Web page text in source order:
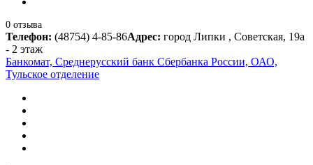
0 отзыва
Телефон: (48754) 4-85-86Адрес: город Липки , Советская, 19а
- 2 этаж
Банкомат, Среднерусский банк Сбербанка России, ОАО,
Тульское отделение